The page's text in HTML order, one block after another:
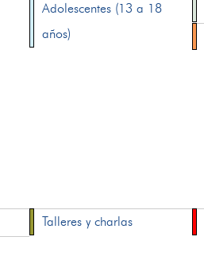
Adolescentes (13 a 18
años)
Talleres y charlas